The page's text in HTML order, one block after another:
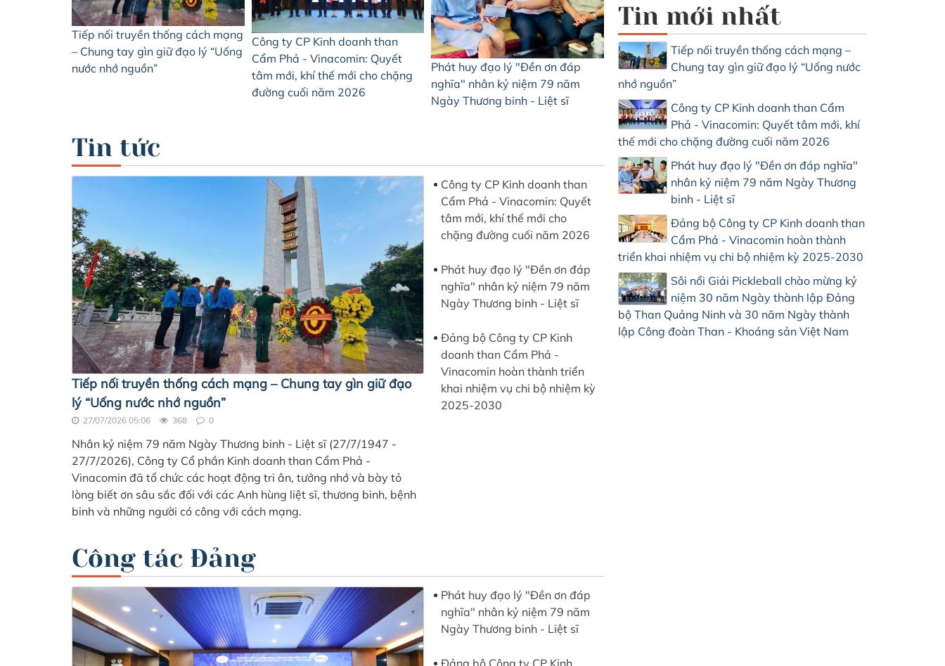
Tiếp nối truyền thống cách mạng
– Chung tay gìn giữ đạo lý “Uống
nước nhớ nguồn”
Công ty CP Kinh doanh than
Cẩm Phả - Vinacomin: Quyết
tâm mới, khí thế mới cho chặng
đường cuối năm 2026
Phát huy đạo lý "Đền ơn đáp
nghĩa" nhân kỷ niệm 79 năm
Ngày Thương binh - Liệt sĩ
Tin tức
Tiếp nối truyền thống cách mạng – Chung tay gìn giữ đạo
lý “Uống nước nhớ nguồn”
27/07/2026 05:06 368 0
Nhân kỷ niệm 79 năm Ngày Thương binh - Liệt sĩ (27/7/1947 -
27/7/2026), Công ty Cổ phần Kinh doanh than Cẩm Phả -
Vinacomin đã tổ chức các hoạt động tri ân, tưởng nhớ và bày tỏ
lòng biết ơn sâu sắc đối với các Anh hùng liệt sĩ, thương binh, bệnh
binh và những người có công với cách mạng.
Công ty CP Kinh doanh than
Cẩm Phả - Vinacomin: Quyết
tâm mới, khí thế mới cho
chặng đường cuối năm 2026
Phát huy đạo lý "Đền ơn đáp
nghĩa" nhân kỷ niệm 79 năm
Ngày Thương binh - Liệt sĩ
Đảng bộ Công ty CP Kinh
doanh than Cẩm Phả -
Vinacomin hoàn thành triển
khai nhiệm vụ chi bộ nhiệm kỳ
2025-2030
Công tác Đảng
Phát huy đạo lý "Đền ơn đáp
nghĩa" nhân kỷ niệm 79 năm
Ngày Thương binh - Liệt sĩ
Đảng bộ Công ty CP Kinh
Tin mới nhất
Tiếp nối truyền thống cách mạng –
Chung tay gìn giữ đạo lý “Uống nước
nhớ nguồn”
Công ty CP Kinh doanh than Cẩm
Phả - Vinacomin: Quyết tâm mới, khí
thế mới cho chặng đường cuối năm 2026
Phát huy đạo lý "Đền ơn đáp nghĩa"
nhân kỷ niệm 79 năm Ngày Thương
binh - Liệt sĩ
Đảng bộ Công ty CP Kinh doanh than
Cẩm Phả - Vinacomin hoàn thành
triển khai nhiệm vụ chi bộ nhiệm kỳ 2025-2030
Sôi nổi Giải Pickleball chào mừng kỷ
niệm 30 năm Ngày thành lập Đảng
bộ Than Quảng Ninh và 30 năm Ngày thành
lập Công đoàn Than - Khoáng sản Việt Nam